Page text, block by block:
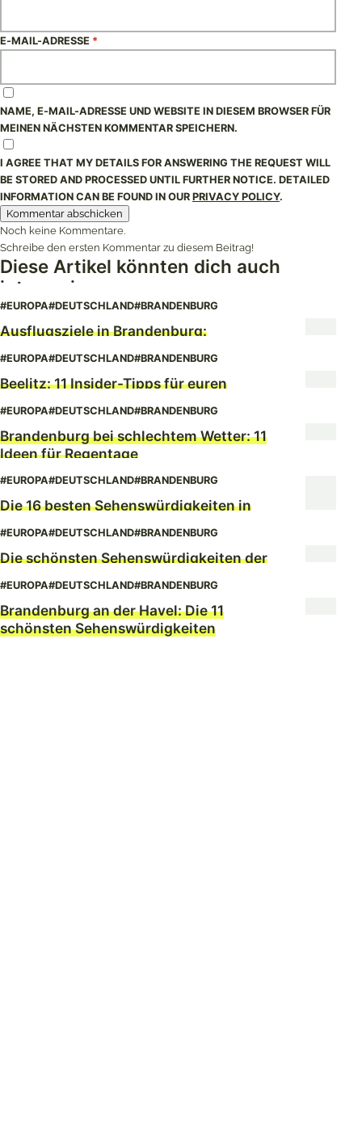
E-MAIL-ADRESSE *
NAME, E-MAIL-ADRESSE UND WEBSITE IN DIESEM BROWSER FÜR
MEINEN NÄCHSTEN KOMMENTAR SPEICHERN.
I AGREE THAT MY DETAILS FOR ANSWERING THE REQUEST WILL
BE STORED AND PROCESSED UNTIL FURTHER NOTICE. DETAILED
INFORMATION CAN BE FOUND IN OUR PRIVACY POLICY.
Noch keine Kommentare.
Schreibe den ersten Kommentar zu diesem Beitrag!
Diese Artikel könnten dich auch
interessieren
#EUROPA#DEUTSCHLAND#BRANDENBURG
Ausflugsziele in Brandenburg:
#EUROPA#DEUTSCHLAND#BRANDENBURG
Beelitz: 11 Insider-Tipps für euren
#EUROPA#DEUTSCHLAND#BRANDENBURG
Brandenburg bei schlechtem Wetter: 11
Ideen für Regentage
#EUROPA#DEUTSCHLAND#BRANDENBURG
Die 16 besten Sehenswürdigkeiten in
#EUROPA#DEUTSCHLAND#BRANDENBURG
Die schönsten Sehenswürdigkeiten der
#EUROPA#DEUTSCHLAND#BRANDENBURG
Brandenburg an der Havel: Die 11
schönsten Sehenswürdigkeiten